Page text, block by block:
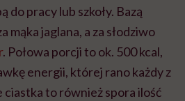
do pracy lub szkoły. Bazą
mąka jaglana, a za słodziwo
. Połowa porcji to ok. 500 kcal,
energii, której rano każdy z
ciastka to również spora ilość